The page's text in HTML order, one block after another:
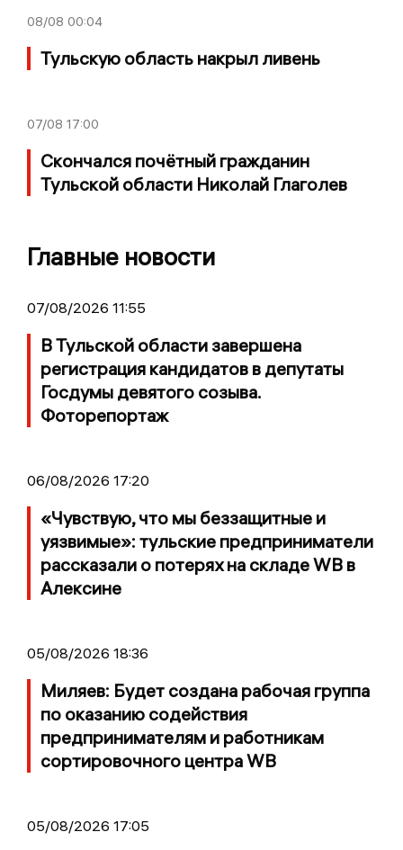
08/08 00:04
Тульскую область накрыл ливень
07/08 17:00
Скончался почётный гражданин
Тульской области Николай Глаголев
Главные новости
07/08/2026 11:55
В Тульской области завершена
регистрация кандидатов в депутаты
Госдумы девятого созыва.
Фоторепортаж
06/08/2026 17:20
«Чувствую, что мы беззащитные и
уязвимые»: тульские предприниматели
рассказали о потерях на складе WB в
Алексине
05/08/2026 18:36
Миляев: Будет создана рабочая группа
по оказанию содействия
предпринимателям и работникам
сортировочного центра WB
05/08/2026 17:05